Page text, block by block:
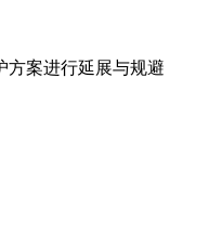
方案进行延展与规避